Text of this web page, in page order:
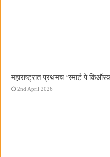
महाराष्ट्रात प्रथमच ‌‘स्मार्ट पे
2nd April 2026